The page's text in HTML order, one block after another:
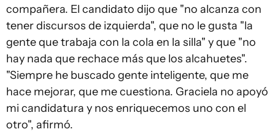
compañera. El candidato dijo que "no alcanza con
tener discursos de izquierda", que no le gusta "la
gente que trabaja con la cola en la silla" y que "no
hay nada que rechace más que los alcahuetes".
"Siempre he buscado gente inteligente, que me
hace mejorar, que me cuestiona. Graciela no apoyó
mi candidatura y nos enriquecemos uno con el
otro", afirmó.